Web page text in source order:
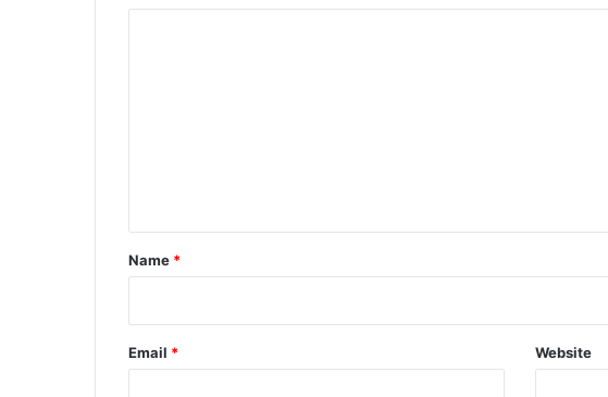
*
Name *
Email * Website